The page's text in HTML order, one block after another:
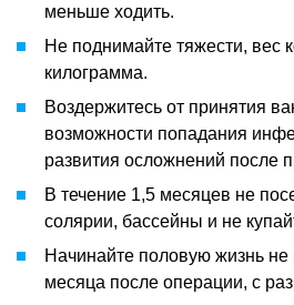
меньше ходить.
Не поднимайте тяжести, вес
килограмма.
Воздержитесь от принятия
возможности попадания
развития осложнений после
В течение 1,5 месяцев не
солярии, бассейны и не
Начинайте половую жизнь не
месяца после операции, с